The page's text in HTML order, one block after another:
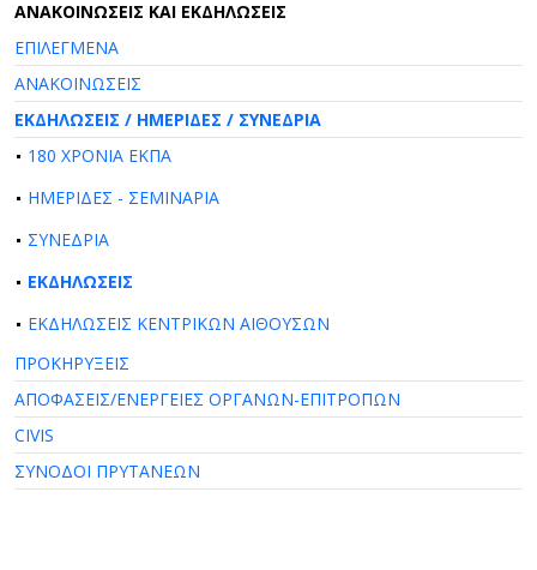
AΝΑΚΟΙΝΩΣΕΙΣ ΚΑΙ ΕΚΔΗΛΩΣΕΙΣ
ΕΠΙΛΕΓΜΕΝΑ
ΑΝΑΚΟΙΝΩΣΕΙΣ
ΕΚΔΗΛΩΣΕΙΣ / ΗΜΕΡΙΔΕΣ / ΣΥΝΕΔΡΙΑ
180 ΧΡΟΝΙΑ ΕΚΠΑ
ΗΜΕΡΙΔΕΣ - ΣΕΜΙΝΑΡΙΑ
ΣΥΝΕΔΡΙΑ
ΕΚΔΗΛΩΣΕΙΣ
ΕΚΔΗΛΩΣΕΙΣ ΚΕΝΤΡΙΚΩΝ ΑΙΘΟΥΣΩΝ
ΠΡΟΚΗΡΥΞΕΙΣ
ΑΠΟΦΑΣΕΙΣ/ΕΝΕΡΓΕΙΕΣ ΟΡΓΑΝΩΝ-ΕΠΙΤΡΟΠΩΝ
CIVIS
ΣΥΝΟΔΟΙ ΠΡΥΤΑΝΕΩΝ